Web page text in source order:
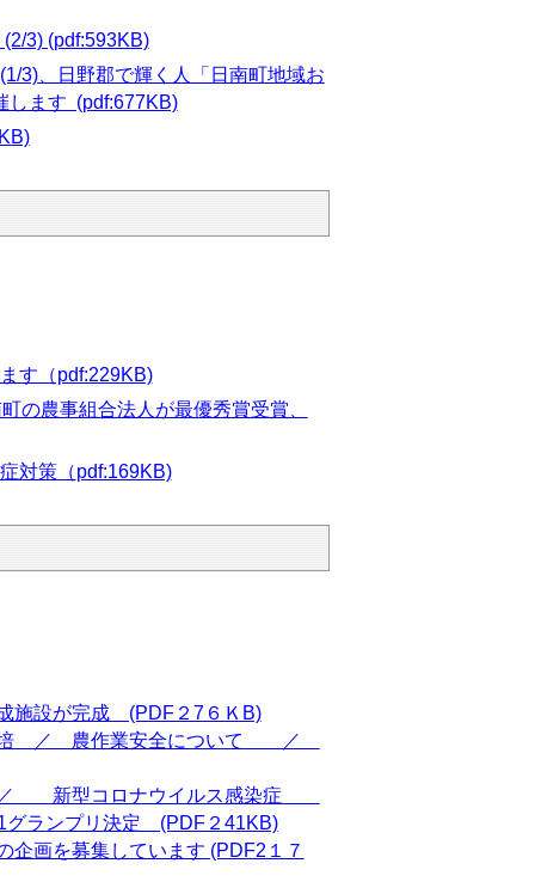
3) (pdf:593KB)
3)、日野郡で輝く人「日南町地域お
します (pdf:677KB)
す（pdf:229KB)
の農事組合法人が最優秀賞受賞、
対策（pdf:169KB)
施設が完成 (PDF２7６ＫB)
栽培 ／ 農作業安全について ／
／ 新型コロナウイルス感染症
ランプリ決定 (PDF２41KB)
画を募集しています (PDF2１７